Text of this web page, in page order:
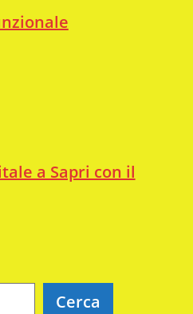
a Sapri con il
Cerca